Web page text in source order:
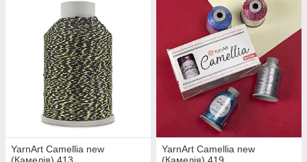
YarnArt Camellia new
YarnArt Camellia new